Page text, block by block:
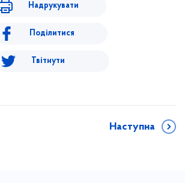
Надрукувати
Поділитися
Твітнути
Наступна